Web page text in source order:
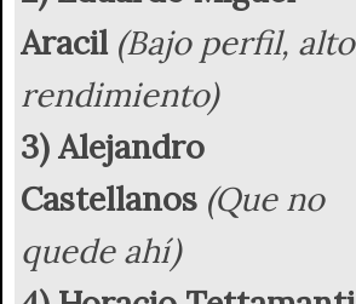
r
k
e
Aracil (Bajo perfil, alto
rendimiento)
3) Alejandro
Castellanos (Que no
quede ahí)